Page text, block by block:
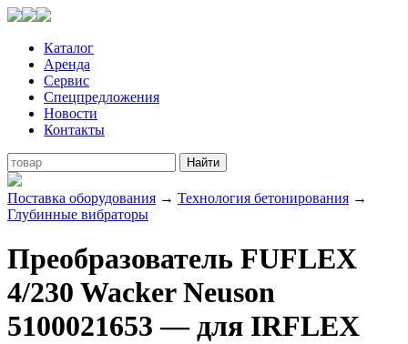
Каталог
Аренда
Сервис
Спецпредложения
Новости
Контакты
Поставка оборудования → Технология бетонирования →
Глубинные вибраторы
Преобразователь FUFLEX
4/230 Wacker Neuson
5100021653 — для IRFLEX